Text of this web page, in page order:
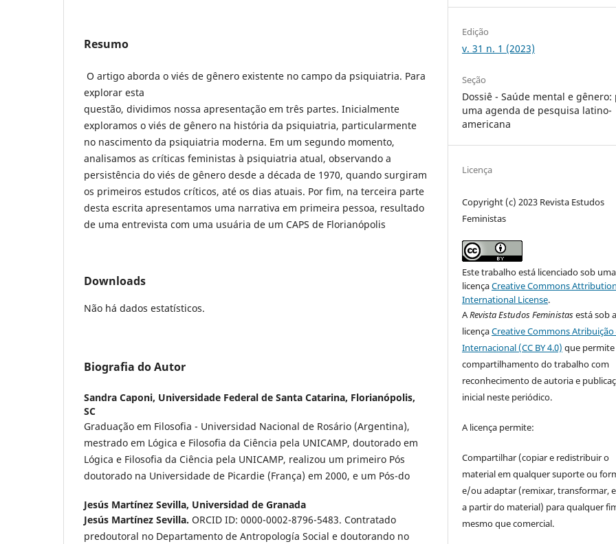
Resumo
O artigo aborda o viés de gênero existente no campo da psiquiatria. Para
explorar esta
questão, dividimos nossa apresentação em três partes. Inicialmente
exploramos o viés de gênero na história da psiquiatria, particularmente
no nascimento da psiquiatria moderna. Em um segundo momento,
analisamos as críticas feministas à psiquiatria atual, observando a
persistência do viés de gênero desde a década de 1970, quando surgiram
os primeiros estudos críticos, até os dias atuais. Por fim, na terceira parte
desta escrita apresentamos uma narrativa em primeira pessoa, resultado
de uma entrevista com uma usuária de um CAPS de Florianópolis
Downloads
Não há dados estatísticos.
Biografia do Autor
Sandra Caponi, Universidade Federal de Santa Catarina, Florianópolis,
SC
Graduação em Filosofia - Universidad Nacional de Rosário (Argentina),
mestrado em Lógica e Filosofia da Ciência pela UNICAMP, doutorado em
Lógica e Filosofia da Ciência pela UNICAMP, realizou um primeiro Pós
doutorado na Universidade de Picardie (França) em 2000, e um Pós-do
Jesús Martínez Sevilla, Universidad de Granada
Jesús Martínez Sevilla. ORCID ID: 0000-0002-8796-5483. Contratado
predoutoral no Departamento de Antropología Social e doutorando no
Edição
v. 31 n. 1 (2023)
Seção
Dossiê - Saúde mental e gênero:
uma agenda de pesquisa latino-
americana
Licença
Copyright (c) 2023 Revista Estudos
Feministas
Este trabalho está licenciado sob uma
licençaCreative Commons
International License.
ARevista Estudos Feministasestá sob a
licençaCreative Commons Atribuição
Internacional (CC BY 4.0) que
compartilhamento do trabalho com
reconhecimento de autoria e
inicial neste periódico.
A licença permite:
Compartilhar (copiar e redistribuir o
material em qualquer suporte ou
e/ou adaptar (remixar, transformar,
a partir do material) para qualquer
mesmo que comercial.